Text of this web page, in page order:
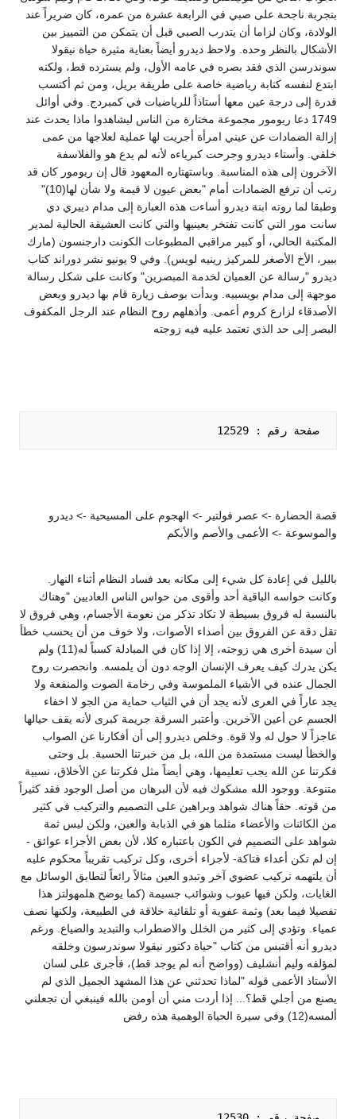
بتجربة ناجحة على صبي في الرابعة عشرة من عمره، كان ضريراً عند
الولادة، وكان لزاما أن يتدرب الصبي قبل أن يتمكن من التمييز بين
الأشكال بالنظر وحده. ولاحظ ديدرو أيضاً بعناية مثيرة حياة نيقولا
سوندرسن الذي فقد بصره في عامه الأول، ولم يسترده قط، ولكنه
ابتدع لنفسه كتابة رياضية خاصة على طريقة بريل، ومن ثم أكتسب
قدرة إلى درجة عين معها أستاذاً للرياضيات في كمبردج. وفي أوائل
1749 دعا ريومور مجموعة مختارة من الناس ليشاهدوا ماذا يحدث عند
إزالة الضمادات عن عيني امرأة أجريت لها عملية لعلاجها من عمى
خلقي. وأستاء ديدرو وجرحت كبرياءه لأنه لم يدع هو والفلاسفة
الآخرون إلى هذه المناسبة. وباستهتاره المعهود قال إن ريومور كان قد
رتب أن ترفع الضمادات أمام "بعض عيون لا قيمة ولا شأن لها(10)"
وطبقا لما روته ابنة ديدرو أساءت هذه العبارة إلى مدام دييري دي
سانت مور التي كانت تفتخر بعينيها والتي كانت العشيقة الحالية لمدير
المكتبة الحالي، أو كبير مراقبي المطبوعات الكونت دارجنسون (مارك
ببير، الأخ الأصغر للمركيز رينيه لويس). وفي 9 يونيو نشر دوراند كتاب
ديدرو "رسالة عن العميان لخدمة المبصرين" وكانت على شكل رسالة
موجهة إلى مدام بويسبيه. وبدأت بوصف زيارة قام بها ديدرو وبعض
الأصدقاء لزارع كروم أعمى. وأذهلهم روح النظام عند الرجل المكفوف
البصر إلى حد الذي تعتمد عليه فيه زوجته
صفحة رقم : 12529
قصة الحضارة -> عصر فولتير -> الهجوم على المسيحية -> ديدرو
والموسوعة -> الأعمى والأصم والأبكم
بالليل في إعادة كل شيء إلى مكانه بعد فساد النظام أثناء النهار.
وكانت حواسه الباقية أحد وأقوى من حواس الناس العاديين "وهناك
بالنسبة له فروق بسيطة لا تكاد تذكر من نعومة الأجسام، وهي فروق لا
تقل دقة عن الفروق بين أصداء الأصوات، ولا خوف من أن يحسب خطأ
أن سيدة أخرى هي زوجته، إلا إذا كان في المبادلة كسباً له(11) ولم
يكن يدرك كيف يعرف الإنسان الوجه دون أن يلمسه. وانحصرت روح
الجمال عنده في الأشياء الملموسة وفي رخامة الصوت والمنفعة ولا
يجد عاراً في العرى لأنه يجد أن في الثياب حماية من الجو لا اخفاء
الجسم عن أعين الآخرين. وأعتبر السرقة جريمة كبرى لأنه يقف حيالها
عاجزاً لا حول له ولا قوة. وخلص ديدرو إلى أن أفكارنا عن الصواب
والخطأ ليست مستمدة من الله، بل من خبرتنا الحسية. بل وحتى
فكرتنا عن الله يجب تعليمها، وهي أيضاً مثل فكرتنا عن الأخلاق، نسبية
متنوعة. ووجود الله مشكوك فيه لأن البرهان من أصل الوجود فقد كثيراً
من قوته. حقاً هناك شواهد وبراهين على التصميم والتركيب في كثير
من الكائنات والأعضاء مثلما هو في الذبابة والعين، ولكن ليس ثمة
شواهد على التصميم في الكون باعتباره كلا، لأن بعض الأجزاء عوائق -
إن لم تكن أعداء فتاكة- لأجزاء أخرى، وكل تركيب تقريباً محكوم عليه
أن يلتهمه تركيب عضوي آخر وتبدو العين مثالاً رائعاً لتطابق الوسائل مع
الغايات، ولكن فيها عيوب وشوائب جسيمة (كما يوضح هلمهولتز هذا
تفصيلا فيما بعد) وثمة عفوية أو تلقائية خلاقة في الطبيعة، ولكنها نصف
عمياء. وتؤدي إلى كثير من الخلل والاضطراب والتبديد والضياع. ورغم
ديدرو أنه أقتبس من كتاب "حياة دكتور نيقولا سوندرسون وخلقه
لمؤلفه وليم أنشليف (وواضح أنه لم يوجد قط)، فأجرى على لسان
الأستاذ الأعمى قوله "لماذا تحدثني عن هذا المشهد الجميل الذي لم
يصنع من أجلي قط؟... إذا أردت مني أن أومن بالله فينبغي أن تجعلني
ألمسه(12) وفي سيرة الحياة الوهمية هذه رفض